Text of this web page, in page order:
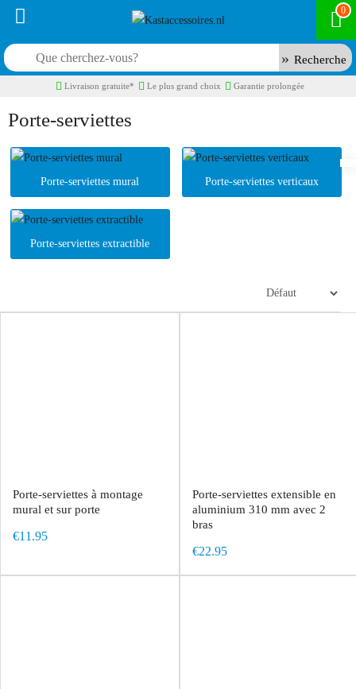
0
Recherche
Livraison gratuite* Le plus grand choix Garantie prolongée
Porte-serviettes
Porte-serviettes mural Porte-serviettes verticaux
Porte-serviettes extractible
Porte-serviettes à montage
mural et sur porte
€11.95
Porte-serviettes extensible en
aluminium 310 mm avec 2
bras
€22.95